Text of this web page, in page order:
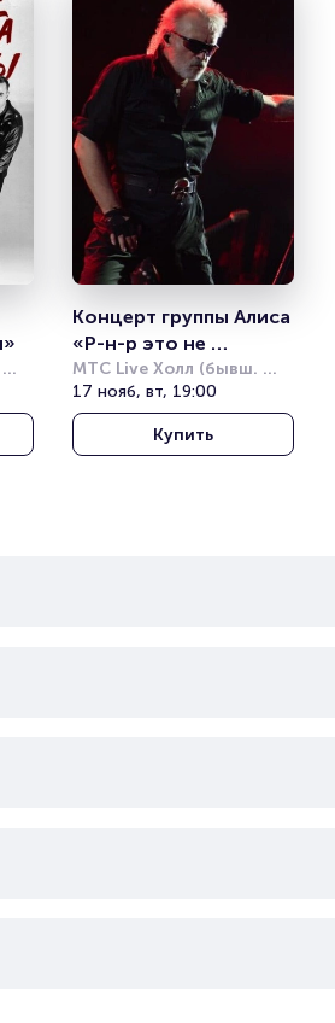
Концерт группы Алиса
«Р-н-р это не
работа...»
МТС Live Холл (бывш.
Event Hall)
17 нояб, вт, 19:00
Купить